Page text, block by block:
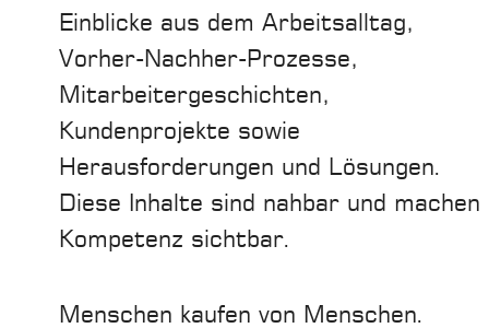
Einblicke aus dem Arbeitsalltag,
Vorher-Nachher-Prozesse,
Mitarbeitergeschichten,
Kundenprojekte sowie
Herausforderungen und Lösungen.
Diese Inhalte sind nahbar und machen
Kompetenz sichtbar.
Menschen kaufen von Menschen.